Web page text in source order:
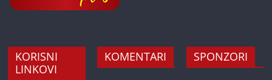
KORISNI
LINKOVI
KOMENTARI SPONZORI